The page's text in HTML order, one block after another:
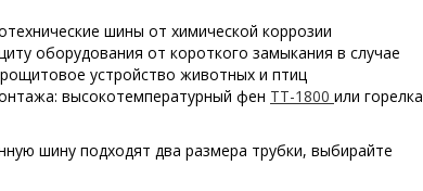
шины от химической коррозии
оборудования от короткого замыкания в случае
устройство животных и птиц
высокотемпературный фен ТТ-1800 или горелка
шину подходят два размера трубки, выбирайте